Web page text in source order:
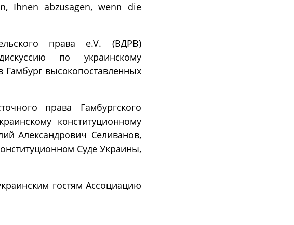
Ihnen abzusagen, wenn die
права e.V. (ВДРВ)
по украинскому
высокопоставленных
права Гамбургского
конституционному
Александрович Селиванов,
Суде Украины,
гостям Ассоциацию